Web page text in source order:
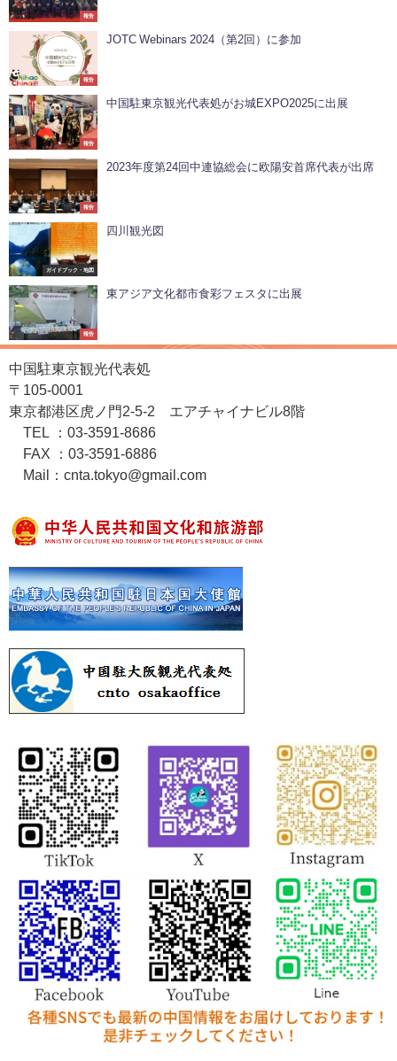
報告
報告
JOTC Webinars 2024（第2回）に参加
報告
中国駐東京観光代表処がお城EXPO2025に出展
報告
2023年度第24回中連協総会に欧陽安首席代表が出席
ガイドブック・地図
四川観光図
報告
東アジア文化都市食彩フェスタに出展
中国駐東京観光代表処
〒105-0001
東京都港区虎ノ門2-5-2 エアチャイナビル8階
TEL ：03-3591-8686
FAX ：03-3591-6886
Mail：cnta.tokyo@gmail.com